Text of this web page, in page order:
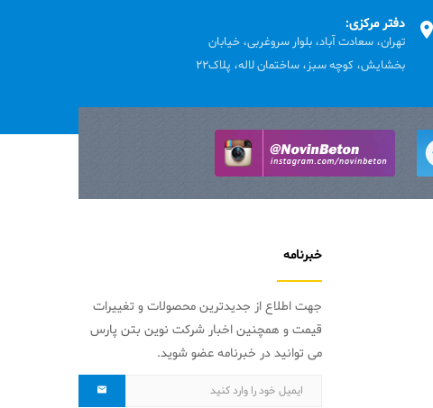
دفتر مرکزی:
تهران، سعادت آباد، بلوار سروغربی، خیابان
بخشایش، کوچه سبز، ساختمان لاله، پلاک22
خبرنامه
جهت اطلاع از جدیدترین محصولات و تغییرات
قیمت و همچنین اخبار شرکت نوین بتن پارس
می توانید در خبرنامه عضو شوید.